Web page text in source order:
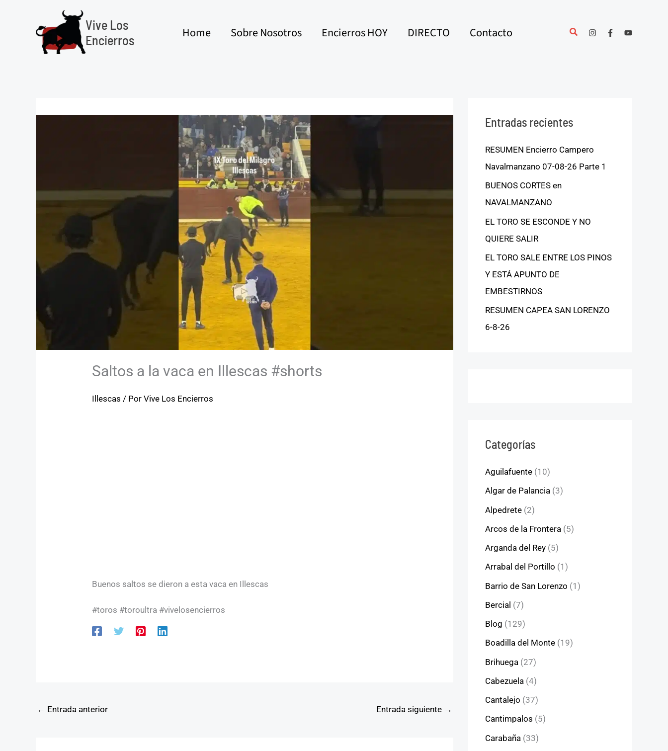
contenido
Vive Los
Encierros
Home Sobre Nosotros Encierros HOY DIRECTO Contacto
Saltos a la vaca en Illescas #shorts
Illescas / PorVive Los Encierros
Buenos saltos se dieron a esta vaca en Illescas
#toros #toroultra #vivelosencierros
← Entrada anterior Entrada siguiente →
Entradas recientes
RESUMEN Encierro Campero
Navalmanzano 07-08-26 Parte 1
BUENOS CORTES en
NAVALMANZANO
EL TORO SE ESCONDE Y NO
QUIERE SALIR
EL TORO SALE ENTRE LOS PINOS
Y ESTÁ APUNTO DE
EMBESTIRNOS
RESUMEN CAPEA SAN LORENZO
6-8-26
Categorías
Aguilafuente (10)
Algar de Palancia (3)
Alpedrete (2)
Arcos de la Frontera (5)
Arganda del Rey (5)
Arrabal del Portillo (1)
Barrio de San Lorenzo (1)
Bercial (7)
Blog (129)
Boadilla del Monte (19)
Brihuega (27)
Cabezuela (4)
Cantalejo (37)
Cantimpalos (5)
Carabaña (33)